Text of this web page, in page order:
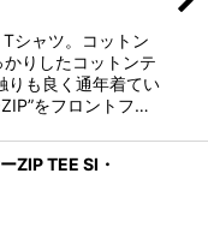
シャツ。コットン
りしたコットンテ
りも良く通年着てい
をフロントフ…
ZIP TEE SI・